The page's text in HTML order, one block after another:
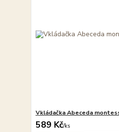
Vkládačka Abeceda
589 Kč/ks